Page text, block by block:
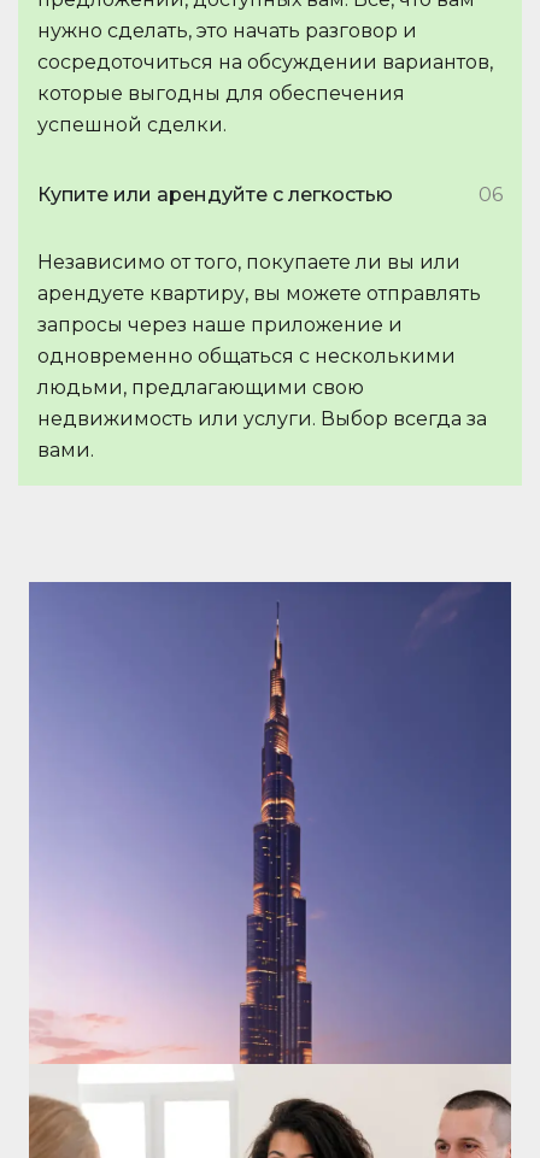
нужно сделать, это начать разговор и
сосредоточиться на обсуждении вариантов,
которые выгодны для обеспечения
успешной сделки.
Купите или арендуйте с легкостью 06
Независимо от того, покупаете ли вы или
арендуете квартиру, вы можете отправлять
запросы через наше приложение и
одновременно общаться с несколькими
людьми, предлагающими свою
недвижимость или услуги. Выбор всегда за
вами.